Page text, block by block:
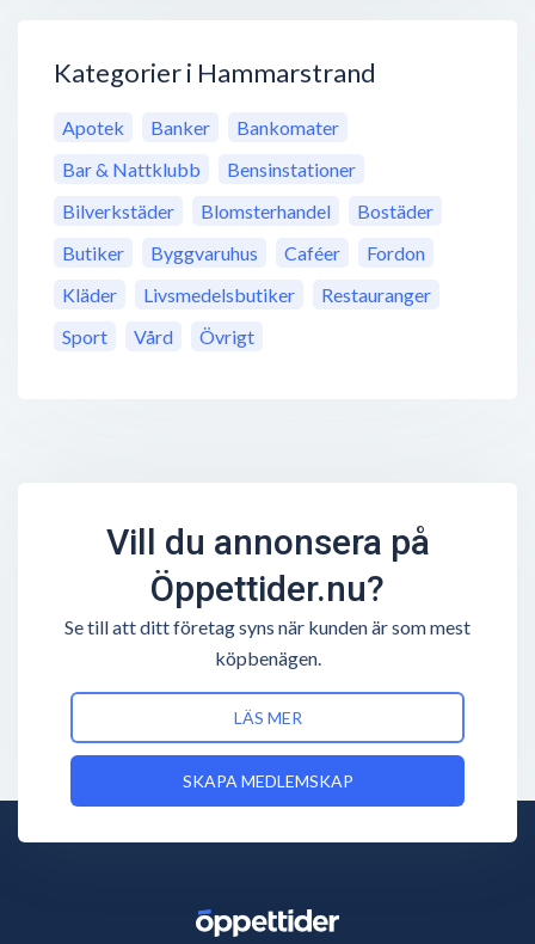
Kategorier i Hammarstrand
Apotek Banker
Bankomater
Bar & Nattklubb
Bensinstationer
Bilverkstäder
Blomsterhandel
Bostäder
Butiker
Byggvaruhus Caféer
Fordon
Kläder
Livsmedelsbutiker
Restauranger
Sport
Vård Övrigt
Vill du annonsera på
Öppettider.nu?
Se till att ditt företag syns när kunden är som mest
köpbenägen.
LÄS MER
SKAPA MEDLEMSKAP